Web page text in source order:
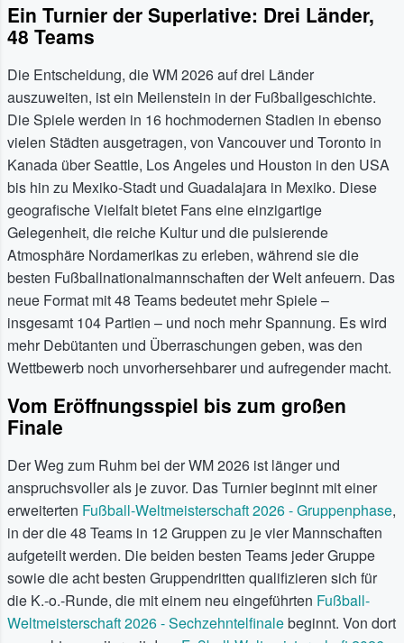
Ein Turnier der Superlative: Drei Länder,
48 Teams
Die Entscheidung, die WM 2026 auf drei Länder
auszuweiten, ist ein Meilenstein in der Fußballgeschichte.
Die Spiele werden in 16 hochmodernen Stadien in ebenso
vielen Städten ausgetragen, von Vancouver und Toronto in
Kanada über Seattle, Los Angeles und Houston in den USA
bis hin zu Mexiko-Stadt und Guadalajara in Mexiko. Diese
geografische Vielfalt bietet Fans eine einzigartige
Gelegenheit, die reiche Kultur und die pulsierende
Atmosphäre Nordamerikas zu erleben, während sie die
besten Fußballnationalmannschaften der Welt anfeuern. Das
neue Format mit 48 Teams bedeutet mehr Spiele –
insgesamt 104 Partien – und noch mehr Spannung. Es wird
mehr Debütanten und Überraschungen geben, was den
Wettbewerb noch unvorhersehbarer und aufregender macht.
Vom Eröffnungsspiel bis zum großen
Finale
Der Weg zum Ruhm bei der WM 2026 ist länger und
anspruchsvoller als je zuvor. Das Turnier beginnt mit einer
erweiterten Fußball-Weltmeisterschaft 2026 - Gruppenphase,
in der die 48 Teams in 12 Gruppen zu je vier Mannschaften
aufgeteilt werden. Die beiden besten Teams jeder Gruppe
sowie die acht besten Gruppendritten qualifizieren sich für
die K.-o.-Runde, die mit einem neu eingeführten Fußball-
Weltmeisterschaft 2026 - Sechzehntelfinalebeginnt. Von dort